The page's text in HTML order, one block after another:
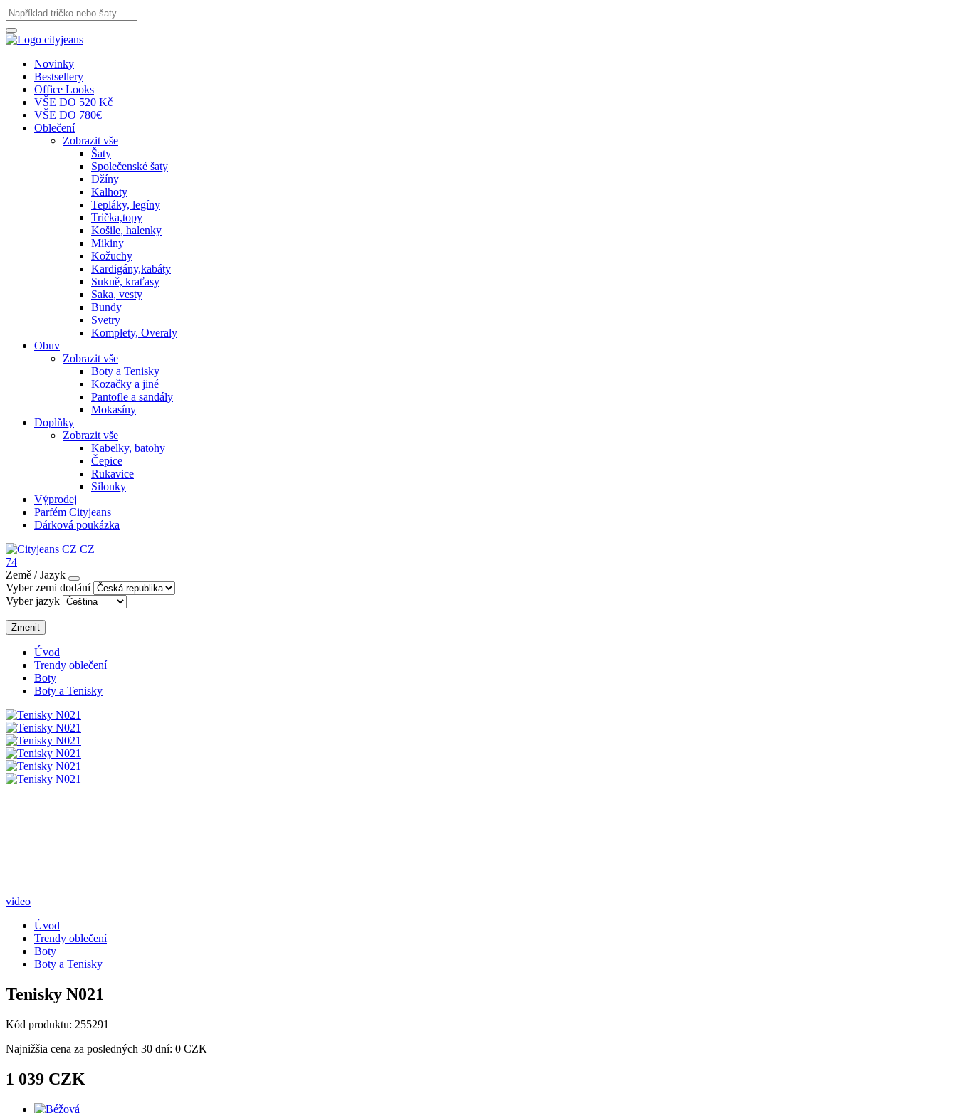
Novinky
Bestsellery
Office Looks
VŠE DO 520 Kč
VŠE DO 780€
Oblečení
Zobrazit vše
Šaty
Společenské šaty
Džíny
Kalhoty
Tepláky, legíny
Trička,topy
Košile, halenky
Mikiny
Kožuchy
Kardigány,kabáty
Sukně, kraťasy
Saka, vesty
Bundy
Svetry
Komplety, Overaly
Obuv
Zobrazit vše
Boty a Tenisky
Kozačky a jiné
Pantofle a sandály
Mokasíny
Doplňky
Zobrazit vše
Kabelky, batohy
Čepice
Rukavice
Silonky
Výprodej
Parfém Cityjeans
Dárková poukázka
CZ
74
Země / Jazyk
Vyber zemi dodání
Vyber jazyk
Zmenit
Úvod
Trendy oblečení
Boty
Boty a Tenisky
video
Úvod
Trendy oblečení
Boty
Boty a Tenisky
Tenisky N021
Kód produktu: 255291
Najnižšia cena za posledných 30 dní: 0 CZK
1 039 CZK